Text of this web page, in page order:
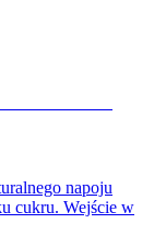
napoju
cukru. Wejście w